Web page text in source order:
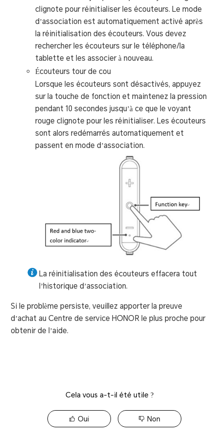
clignote pour réinitialiser les écouteurs. Le mode
d’association est automatiquement activé après
la réinitialisation des écouteurs. Vous devez
rechercher les écouteurs sur le téléphone/la
tablette et les associer à nouveau.
Écouteurs tour de cou
Lorsque les écouteurs sont désactivés, appuyez
sur la touche de fonction et maintenez la pression
pendant 10 secondes jusqu’à ce que le voyant
rouge clignote pour les réinitialiser. Les écouteurs
sont alors redémarrés automatiquement et
passent en mode d’association.
La réinitialisation des écouteurs effacera tout
l’historique d’association.
Si le problème persiste, veuillez apporter la preuve
d’achat au Centre de service HONOR le plus proche pour
obtenir de l’aide.
Cela vous a-t-il été utile ?
Oui Non